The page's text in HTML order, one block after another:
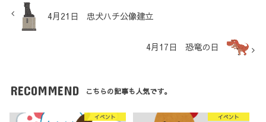
4月21日 忠犬ハチ公像建立
4月17日 恐竜の日
RECOMMEND こちらの記事も人気です。
イベント イベント